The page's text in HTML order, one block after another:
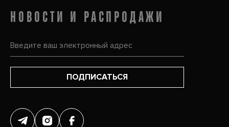
НОВОСТИ И РАСПРОДАЖИ
ПОДПИСАТЬСЯ